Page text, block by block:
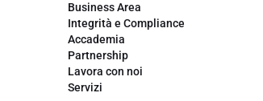
Business Area
Integrità e Compliance
Accademia
Partnership
Lavora con noi
Servizi